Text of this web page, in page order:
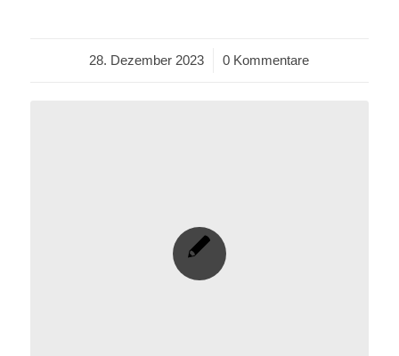
28. Dezember 2023
/ 0 Kommentare